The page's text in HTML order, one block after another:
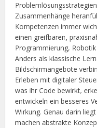
Zusammenhänge
Kompetenzen immer
einen greifbaren,
Programmierung,
Anders als klassische
Bildschirmangebote
Erleben mit digitaler
was ihr Code bewirkt,
entwickeln ein besseres
Wirkung. Genau darin
machen abstrakte